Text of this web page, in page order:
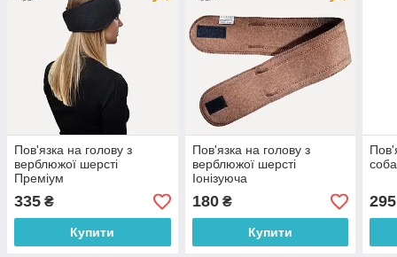
Пов'язка на голову з
верблюжої шерсті
Преміум
335 ₴
Купити
Пов'язка на голову з
верблюжої шерсті
Іонізуюча
180₴
Купити
295